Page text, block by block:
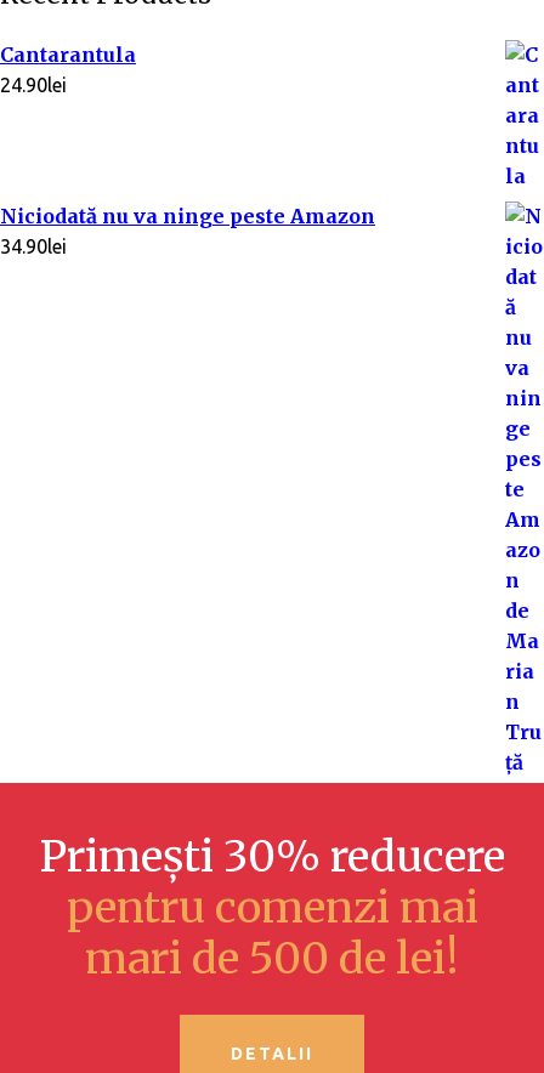
Cantarantula
24.90lei
Niciodată nu va ninge peste Amazon
34.90lei
Primești 30% reducere
pentru comenzi mai
mari de 500 de lei!
DETALII